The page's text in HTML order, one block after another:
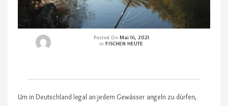
Posted On Mai 16, 2021
inFISCHEN HEUTE
Um in Deutschland legal an jedem Gewässer angeln zu dürfen,